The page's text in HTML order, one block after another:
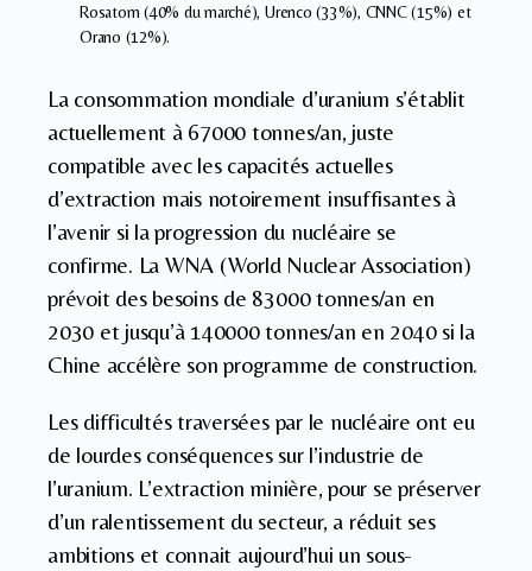
Rosatom (40% du marché), Urenco (33%), CNNC (15%) et
Orano (12%).
La consommation mondiale d’uranium s’établit
actuellement à 67000 tonnes/an, juste
compatible avec les capacités actuelles
d’extraction mais notoirement insuffisantes à
l’avenir si la progression du nucléaire se
confirme. La WNA (World Nuclear Association)
prévoit des besoins de 83000 tonnes/an en
2030 et jusqu’à 140000 tonnes/an en 2040 si la
Chine accélère son programme de construction.
Les difficultés traversées par le nucléaire ont eu
de lourdes conséquences sur l’industrie de
l’uranium. L’extraction minière, pour se préserver
d’un ralentissement du secteur, a réduit ses
ambitions et connait aujourd’hui un sous-